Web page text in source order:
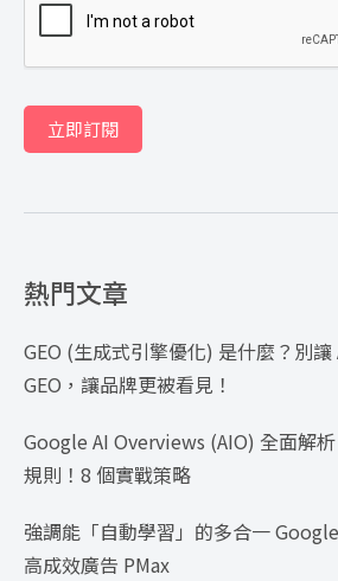
立即訂閱
熱門文章
GEO (生成式引擎優化) 是什麼？別
GEO，讓品牌更被看見！
Google AI Overviews (AIO) 全面解
規則！8 個實戰策略
強調能「自動學習」的多合一
高成效廣告 PMax